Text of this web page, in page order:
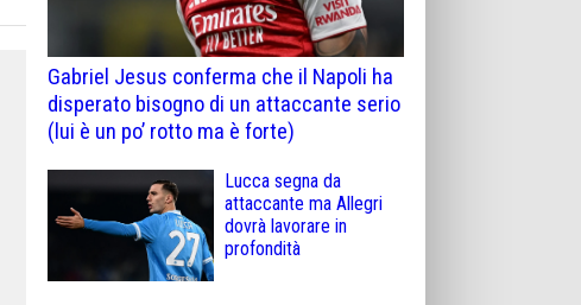
Gabriel Jesus conferma che il Napoli ha
disperato bisogno di un attaccante serio
(lui è un po’ rotto ma è forte)
Lucca segna da
attaccante ma Allegri
dovrà lavorare in
profondità